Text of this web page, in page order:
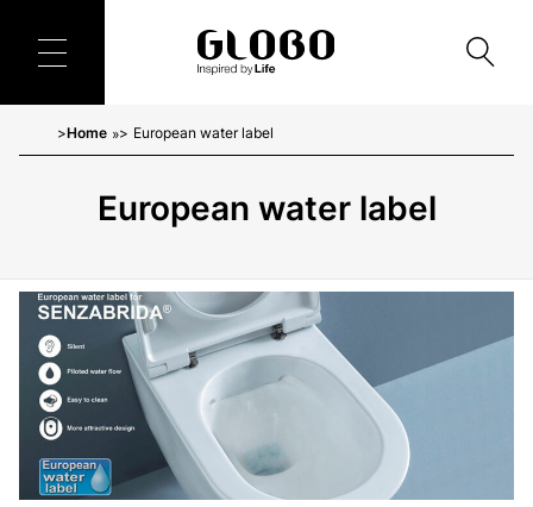
Home » European water label
European water label